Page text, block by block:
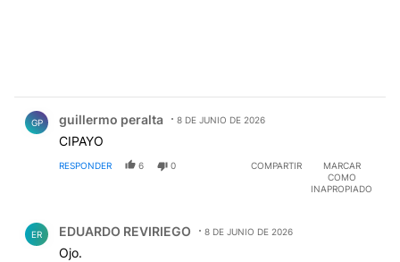
GP guillermo peralta 8 DE JUNIO DE 2026
CIPAYO
RESPONDER 6 0 COMPARTIR
MARCAR
COMO
INAPROPIADO
ER EDUARDO REVIRIEGO 8 DE JUNIO DE 2026
Ojo.